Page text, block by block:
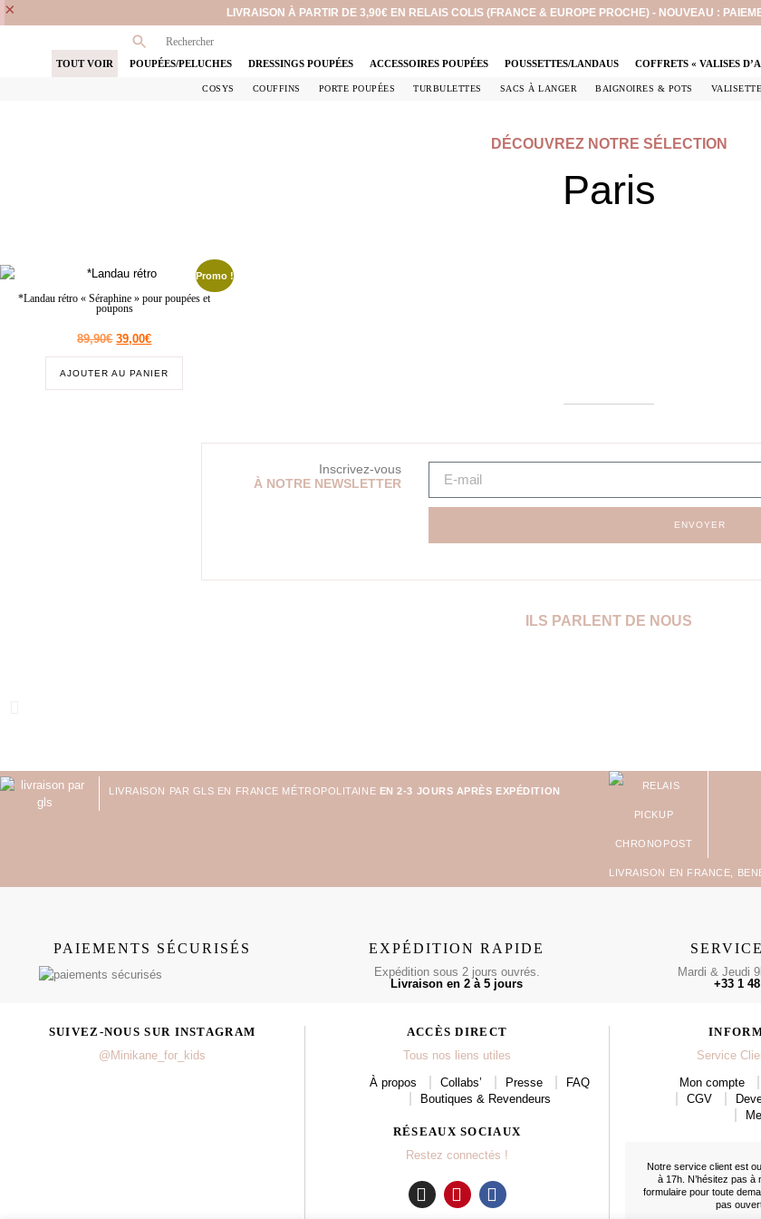
LIVRAISON À PARTIR DE 3,90€ EN RELAIS COLIS (FRANCE & EUROPE PROCHE) - NOUVEAU :
×
TOUT VOIR
POUPÉES/PELUCHES DRESSINGS POUPÉES ACCESSOIRES POUPÉES POUSSETTES/LANDAUS COFFRETS « VALISES
COSYS COUFFINS PORTE POUPÉES TURBULETTES SACS À LANGER BAIGNOIRES & POTS
DÉCOUVREZ NOTRE SÉLECTION
Paris
Promo !
*Landau rétro « Séraphine » pour poupées et
poupons
89,90€ 39,00€
AJOUTER AU PANIER
Inscrivez-vous
À NOTRE NEWSLETTER
ENVOYER
ILS PARLENT DE NOUS
LIVRAISON PAR GLS EN FRANCE MÉTROPOLITAINE EN 2-3 JOURS APRÈS EXPÉDITION
LIVRAISON EN FRANCE,
PAIEMENTS SÉCURISÉS EXPÉDITION RAPIDE
Expédition sous 2 jours ouvrés.
Livraison en 2 à 5 jours
Mardi & Jeudi
+33 1
SUIVEZ-NOUS SUR INSTAGRAM
@Minikane_for_kids
ACCÈS DIRECT
Tous nos liens utiles
À propos
Collabs’ Presse
FAQ
Boutiques & Revendeurs
RÉSEAUX SOCIAUX
Restez connectés !
I
P
F
Service
Mon compte
CGV
Notre service client est
à 17h. N’hésitez pas à
formulaire pour toute
pas